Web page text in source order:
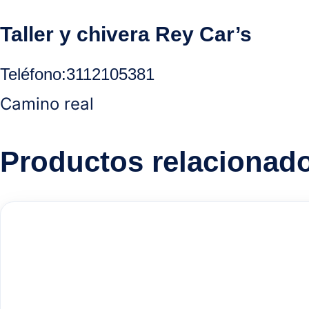
Taller y chivera Rey Car’s
Teléfono:3112105381
Camino real
Productos